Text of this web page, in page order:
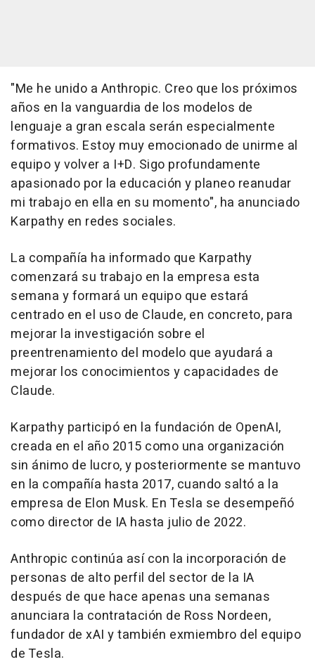
"Me he unido a Anthropic. Creo que los próximos
años en la vanguardia de los modelos de
lenguaje a gran escala serán especialmente
formativos. Estoy muy emocionado de unirme al
equipo y volver a I+D. Sigo profundamente
apasionado por la educación y planeo reanudar
mi trabajo en ella en su momento", ha anunciado
Karpathy en redes sociales.
La compañía ha informado que Karpathy
comenzará su trabajo en la empresa esta
semana y formará un equipo que estará
centrado en el uso de Claude, en concreto, para
mejorar la investigación sobre el
preentrenamiento del modelo que ayudará a
mejorar los conocimientos y capacidades de
Claude.
Karpathy participó en la fundación de OpenAI,
creada en el año 2015 como una organización
sin ánimo de lucro, y posteriormente se mantuvo
en la compañía hasta 2017, cuando saltó a la
empresa de Elon Musk. En Tesla se desempeñó
como director de IA hasta julio de 2022.
Anthropic continúa así con la incorporación de
personas de alto perfil del sector de la IA
después de que hace apenas una semanas
anunciara la contratación de Ross Nordeen,
fundador de xAI y también exmiembro del equipo
de Tesla.